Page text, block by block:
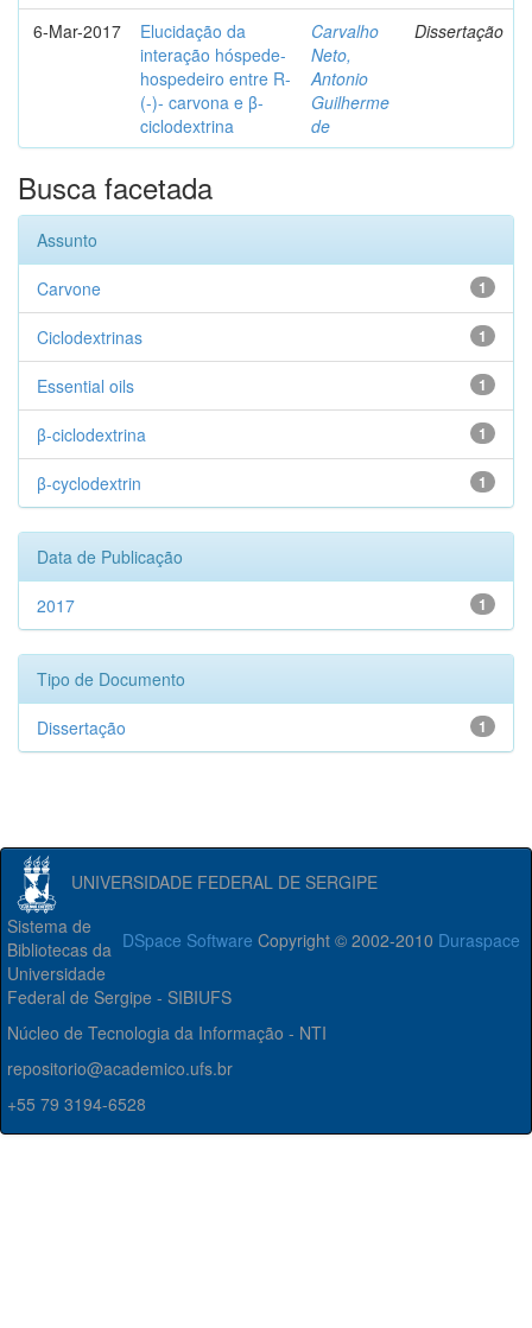
6-Mar-2017
Elucidação da
interação hóspede-
hospedeiro entre R-
(-)- carvona e β-
ciclodextrina
Carvalho
Neto,
Antonio
Guilherme
de
Dissertação
Busca facetada
Assunto
1
Carvone
1
Ciclodextrinas
1
Essential oils
1
β-ciclodextrina
1
β-cyclodextrin
Data de Publicação
1
2017
Tipo de Documento
1
Dissertação
UNIVERSIDADE FEDERAL DE SERGIPE
DSpace Software Copyright © 2002-2010 Duraspace
Sistema de
Bibliotecas da
Universidade
Federal de Sergipe - SIBIUFS
Núcleo de Tecnologia da Informação - NTI
repositorio@academico.ufs.br
+55 79 3194-6528